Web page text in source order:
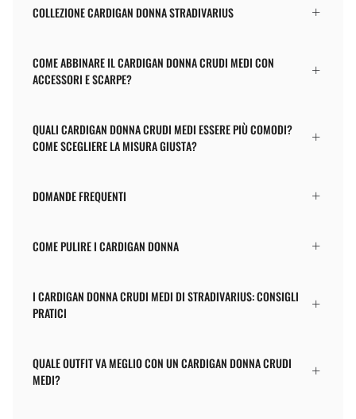
COLLEZIONE CARDIGAN DONNA STRADIVARIUS
COME ABBINARE IL CARDIGAN DONNA CRUDI MEDI CON
ACCESSORI E SCARPE?
QUALI CARDIGAN DONNA CRUDI MEDI ESSERE PIÙ COMODI?
COME SCEGLIERE LA MISURA GIUSTA?
DOMANDE FREQUENTI
COME PULIRE I CARDIGAN DONNA
I CARDIGAN DONNA CRUDI MEDI DI STRADIVARIUS: CONSIGLI
PRATICI
QUALE OUTFIT VA MEGLIO CON UN CARDIGAN DONNA CRUDI
MEDI?